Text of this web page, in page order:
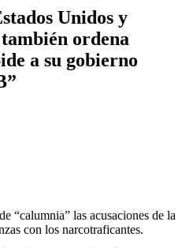
Unidos y
ordena
a su gobierno
“calumnia” las acusaciones de la
con los narcotraficantes.